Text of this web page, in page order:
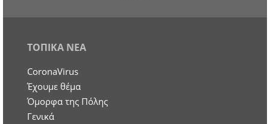
ΤΟΠΙΚΑ ΝΕΑ
CoronaVirus
Έχουμε θέμα
Όμορφα της Πόλης
Γενικά